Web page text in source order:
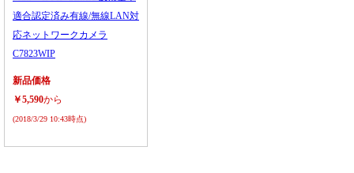
適合認定済み有線/無線LAN対
応ネットワークカメラ
C7823WIP
新品価格
￥5,590から
(2018/3/29 10:43時点)